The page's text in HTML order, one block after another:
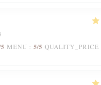
MENU : 5/5 QUALITY_PRICE